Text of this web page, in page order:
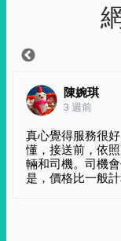
陳婉琪
3 週前
真心覺得服務很
懂，接送前，依
輛和司機。司機
是，價格比一般